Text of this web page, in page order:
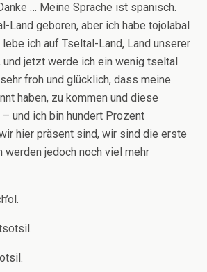
… Meine Sprache ist spanisch.
Land geboren, aber ich habe tojolabal
ich auf Tseltal-Land, Land unserer
jetzt werde ich ein wenig tseltal
froh und glücklich, dass meine
haben, zu kommen und diese
und ich bin hundert Prozent
hier präsent sind, wir sind die erste
werden jedoch noch viel mehr